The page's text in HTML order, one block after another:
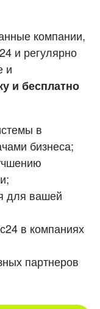
компании,
и регулярно
и
и бесплатно
в
бизнеса;
для вашей
в компаниях
партнеров